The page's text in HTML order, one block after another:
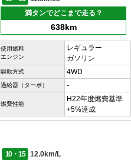
満タンでどこまで走る？
638km
使用燃料
エンジン
レギュラー
ガソリン
駆動方式 4WD
過給器（ターボ） -
燃費性能
H22年度燃費基準
+5%達成
10・15
12.0km/L